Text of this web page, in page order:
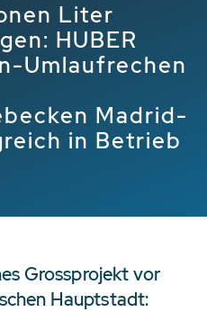
Liter
HUBER
Umlaufrechen
Madrid-
in Betrieb
Grossprojekt vor
Hauptstadt: